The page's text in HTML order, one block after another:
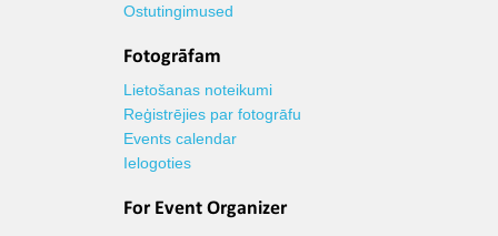
Ostutingimused
Fotogrāfam
Lietošanas noteikumi
Reģistrējies par fotogrāfu
Events calendar
Ielogoties
For Event Organizer